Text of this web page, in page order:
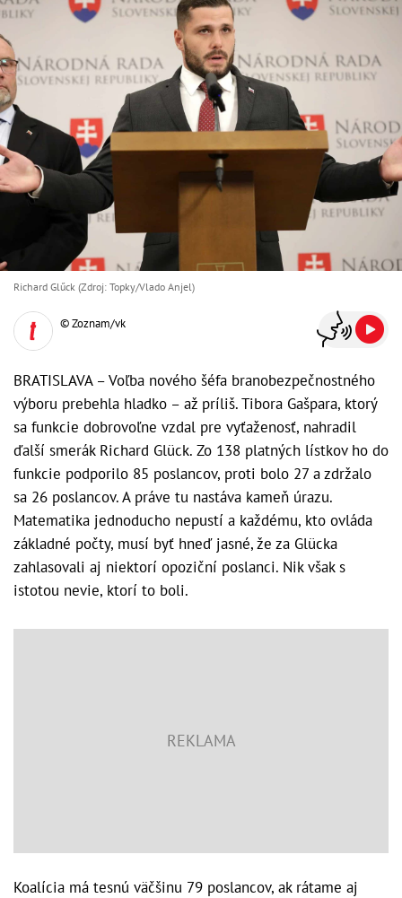
Richard Glűck (Zdroj: Topky/Vlado Anjel)
© Zoznam/vk
BRATISLAVA – Voľba nového šéfa branobezpečnostného
výboru prebehla hladko – až príliš. Tibora Gašpara, ktorý
sa funkcie dobrovoľne vzdal pre vyťaženosť, nahradil
ďalší smerák Richard Glück. Zo 138 platných lístkov ho do
funkcie podporilo 85 poslancov, proti bolo 27 a zdržalo
sa 26 poslancov. A práve tu nastáva kameň úrazu.
Matematika jednoducho nepustí a každému, kto ovláda
základné počty, musí byť hneď jasné, že za Glücka
zahlasovali aj niektorí opoziční poslanci. Nik však s
istotou nevie, ktorí to boli.
Koalícia má tesnú väčšinu 79 poslancov, ak rátame aj